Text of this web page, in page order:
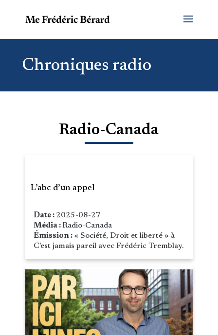
Chroniques radio
Radio-Canada
L’abc d’un appel
Date : 2025-08-27
Média :Radio-Canada
Émission : « Société, Droit et liberté » à
C'est jamais pareil avec Frédéric Tremblay.